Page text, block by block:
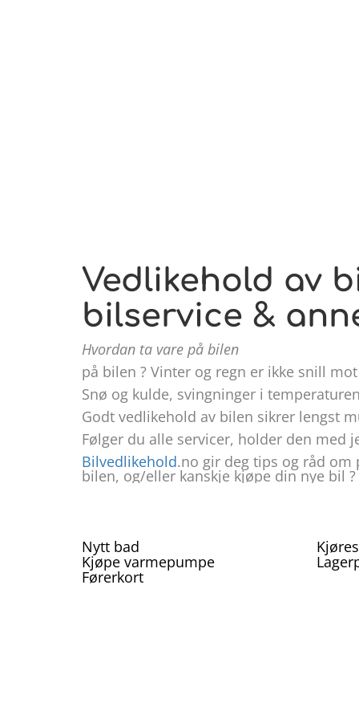
Vedlikehold av
bilservice &
Hvordan ta vare på bilen
på bilen ? Vinter og regn er ikke snill
Snø og kulde, svingninger i
Godt vedlikehold av bilen sikrer lengst
Følger du alle servicer, holder den med
Bilvedlikehold.no gir deg tips og råd
bilen, og/eller kanskje kjøpe din nye bil ?
Nytt bad
Kjøpe varmepumpe
Førerkort